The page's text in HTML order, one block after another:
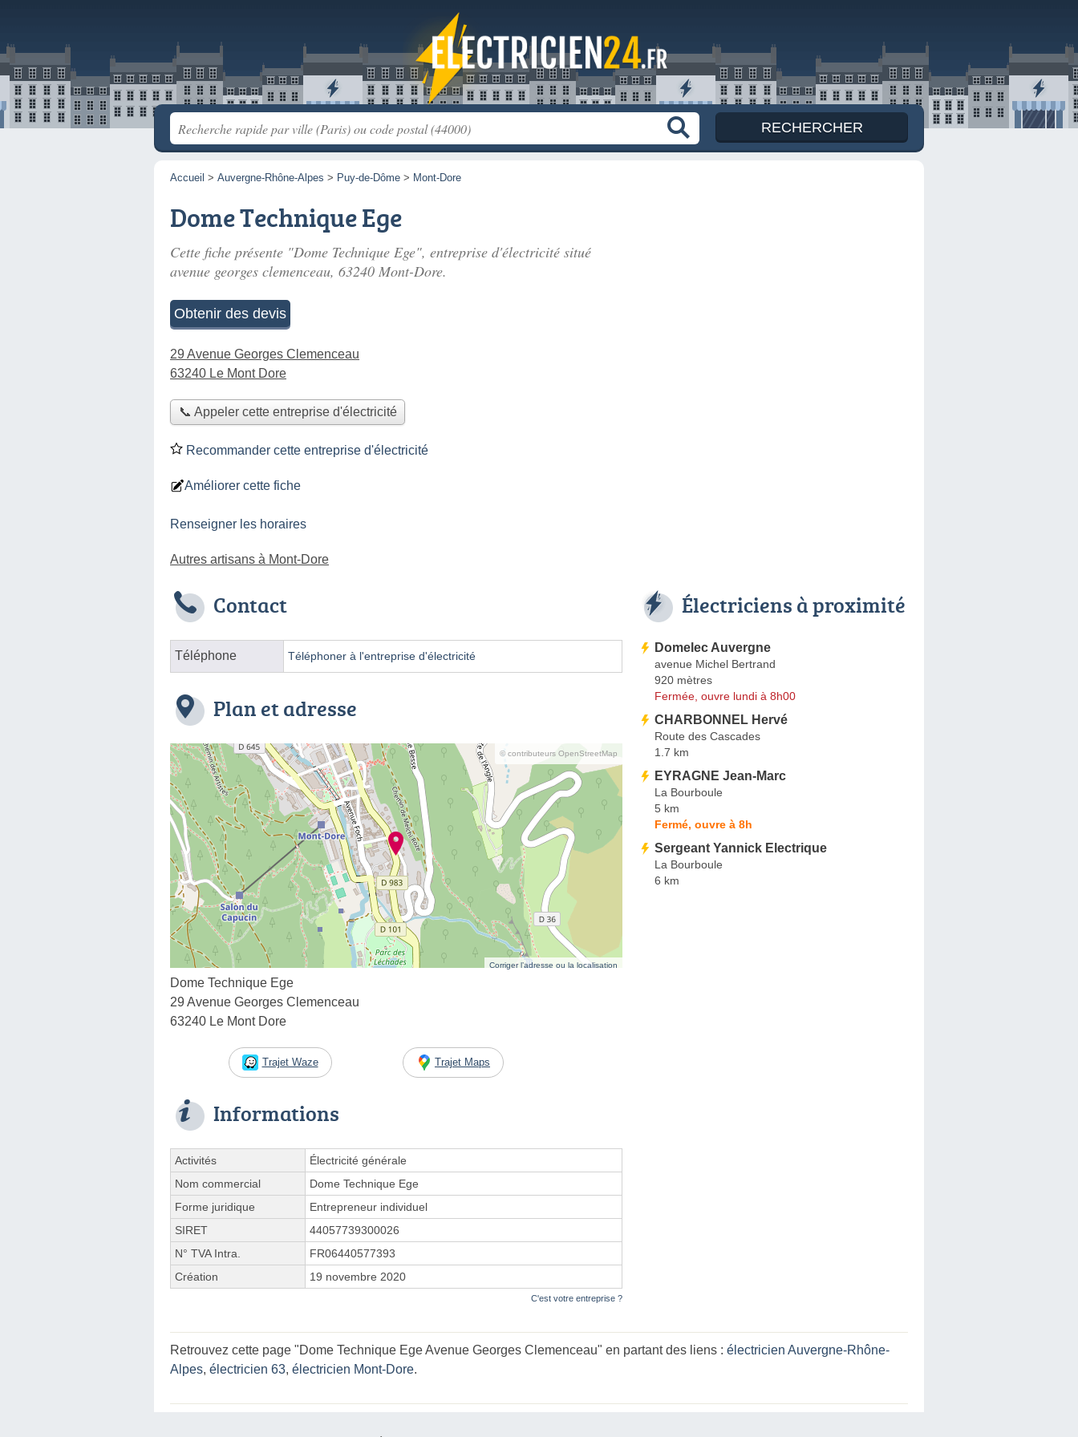
Accueil > Auvergne-Rhône-Alpes > Puy-de-Dôme > Mont-Dore
Dome Technique Ege
Cette fiche présente "Dome Technique Ege", entreprise d'électricité situé
avenue georges clemenceau, 63240 Mont-Dore.
Obtenir des devis
29 Avenue Georges Clemenceau
63240 Le Mont Dore
📞 Appeler cette entreprise d'électricité
Recommander cette entreprise d'électricité
Améliorer cette fiche
Renseigner les horaires
Autres artisans à Mont-Dore
Contact
Téléphone Téléphoner à l'entreprise d'électricité
Plan et adresse
© contributeurs OpenStreetMap
Corriger l’adresse ou la localisation
Dome Technique Ege
29 Avenue Georges Clemenceau
63240 Le Mont Dore
Trajet Waze Trajet Maps
Informations
Activités
Électricité générale
Nom commercial
Dome Technique Ege
Forme juridique
Entrepreneur individuel
SIRET
44057739300026
N° TVA Intra.
FR06440577393
Création
19 novembre 2020
C'est votre entreprise ?
Électriciens à proximité
Domelec Auvergne
avenue Michel Bertrand
920 mètres
Fermée, ouvre lundi à 8h00
CHARBONNEL Hervé
Route des Cascades
1.7 km
EYRAGNE Jean-Marc
La Bourboule
5 km
Fermé, ouvre à 8h
Sergeant Yannick Electrique
La Bourboule
6 km
Retrouvez cette page "Dome Technique Ege Avenue Georges Clemenceau" en partant des liens : électricien Auvergne-Rhône-
Alpes, électricien 63, électricien Mont-Dore.